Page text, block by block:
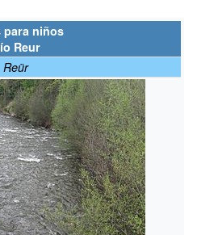
para niños
Reur
Reür